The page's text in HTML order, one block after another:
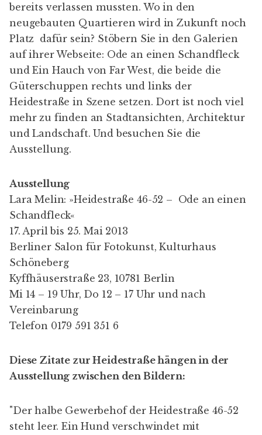
bereits verlassen mussten. Wo in den
neugebauten Quartieren wird in Zukunft noch
Platz dafür sein? Stöbern Sie in den Galerien
auf ihrer Webseite: Ode an einen Schandfleck
undEin Hauch von Far West, die beide die
Güterschuppen rechts und links der
Heidestraße in Szene setzen. Dort ist noch viel
mehr zu finden an Stadtansichten, Architektur
und Landschaft. Und besuchen Sie die
Ausstellung.
Ausstellung
Lara Melin: »Heidestraße 46-52 – Ode an einen
Schandfleck«
17. April bis 25. Mai 2013
Berliner Salon für Fotokunst, Kulturhaus
Schöneberg
Kyffhäuserstraße 23, 10781 Berlin
Mi 14 – 19 Uhr, Do 12 – 17 Uhr und nach
Vereinbarung
Telefon 0179 591 351 6
Diese Zitate zur Heidestraße hängenin der
Ausstellung zwischen den Bildern:
"Der halbe Gewerbehof der Heidestraße 46-52
steht leer. Ein Hund verschwindet mit